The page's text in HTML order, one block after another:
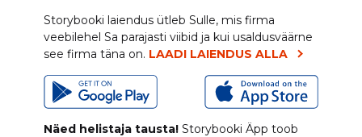
Storybooki laiendus ütleb Sulle, mis firma
veebilehel Sa parajasti viibid ja kui usaldusväärne
see firma täna on. LAADI LAIENDUS ALLA
Näed helistaja tausta! Storybooki Äpp toob